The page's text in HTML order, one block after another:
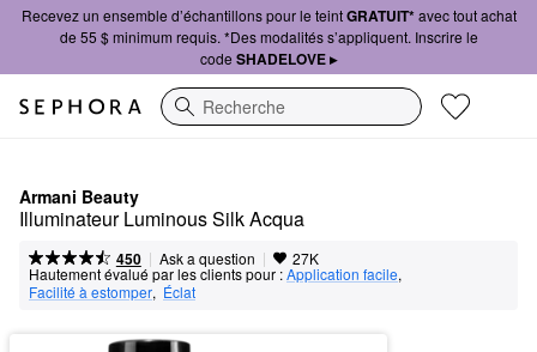
Recevez un ensemble d’échantillons pour le teintGRATUIT*avec tout achat
de 55 $ minimum requis. *Des modalités s’appliquent. Inscrire le
code SHADELOVE ▸
Recherche
Armani Beauty
Illuminateur Luminous Silk Acqua
450 | Ask a question | 27K
Hautement évalué par les clients pour :Application facile,
Facilité à estomper, Éclat